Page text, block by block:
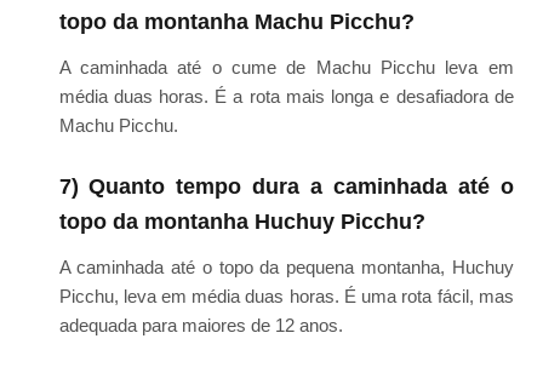
topo da montanha Machu Picchu?
A caminhada até o cume de Machu Picchu leva em
média duas horas. É a rota mais longa e desafiadora de
Machu Picchu.
7) Quanto tempo dura a caminhada até o
topo da montanha Huchuy Picchu?
A caminhada até o topo da pequena montanha, Huchuy
Picchu, leva em média duas horas. É uma rota fácil, mas
adequada para maiores de 12 anos.